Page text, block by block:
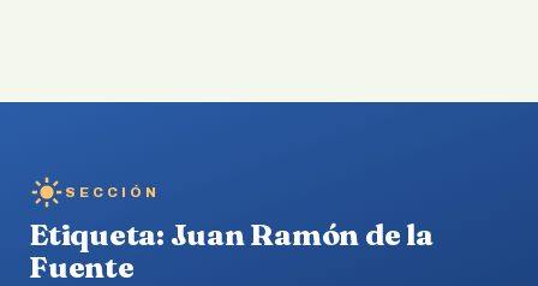
SECCIÓN
Etiqueta: Juan Ramón de la
Fuente